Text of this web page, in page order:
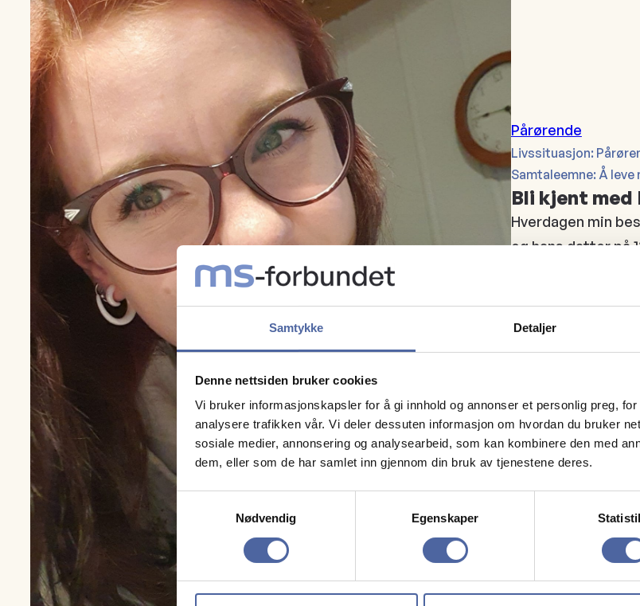
Samtykke Detaljer
Denne nettsiden bruker cookies
Vi bruker informasjonskapsler for å gi innhold og annonser et personlig preg,
analysere trafikken vår. Vi deler dessuten informasjon om hvordan du bruker
sosiale medier, annonsering og analysearbeid, som kan kombinere den med
dem, eller som de har samlet inn gjennom din bruk av tjenestene deres.
Nødvendig
Egenskaper
Pårørende
Livssituasjon:
Samtaleemne: Å
Bli kjent med
Hverdagen min
og hans datter på
høre på musikk
Raufoss